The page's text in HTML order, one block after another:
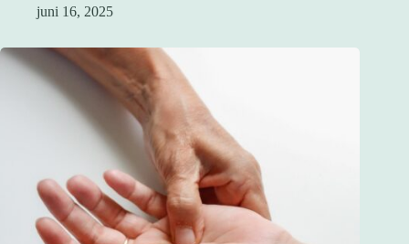
juni 16, 2025